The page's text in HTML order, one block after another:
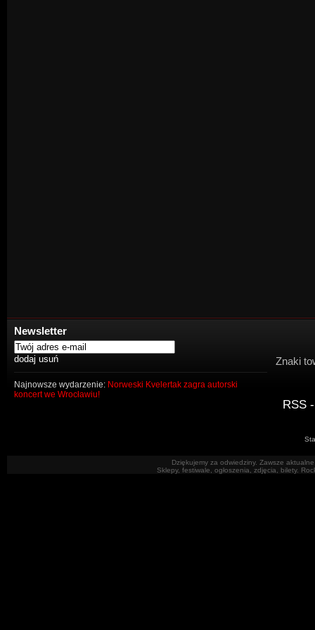
Newsletter
Najnowsze wydarzenie: Norweski Kvelertak zagra autorski
koncert we Wrocławiu!
Znaki
RSS
Dziękujemy za odwiedziny. Zawsze
Sklepy, festiwale, ogłoszenia, zdjęcia, bilety.